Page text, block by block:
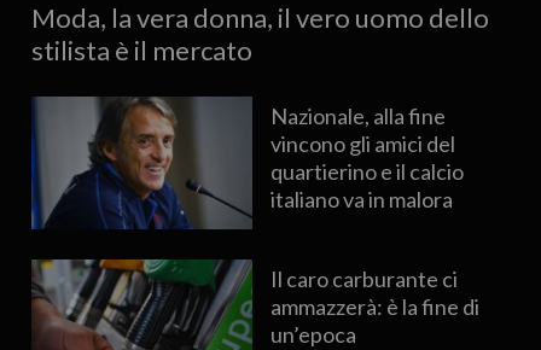
Moda, la vera donna, il vero uomo dello
stilista è il mercato
Nazionale, alla fine
vincono gli amici del
quartierino e il calcio
italiano va in malora
Il caro carburante ci
ammazzerà: è la fine di
un’epoca